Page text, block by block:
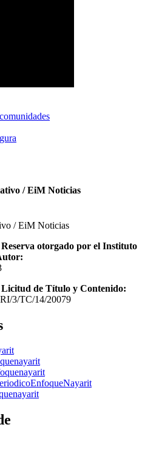
/ EiM Noticias
/ EiM Noticias
otorgado por el Instituto
de Título y Contenido:
3/TC/14/20079